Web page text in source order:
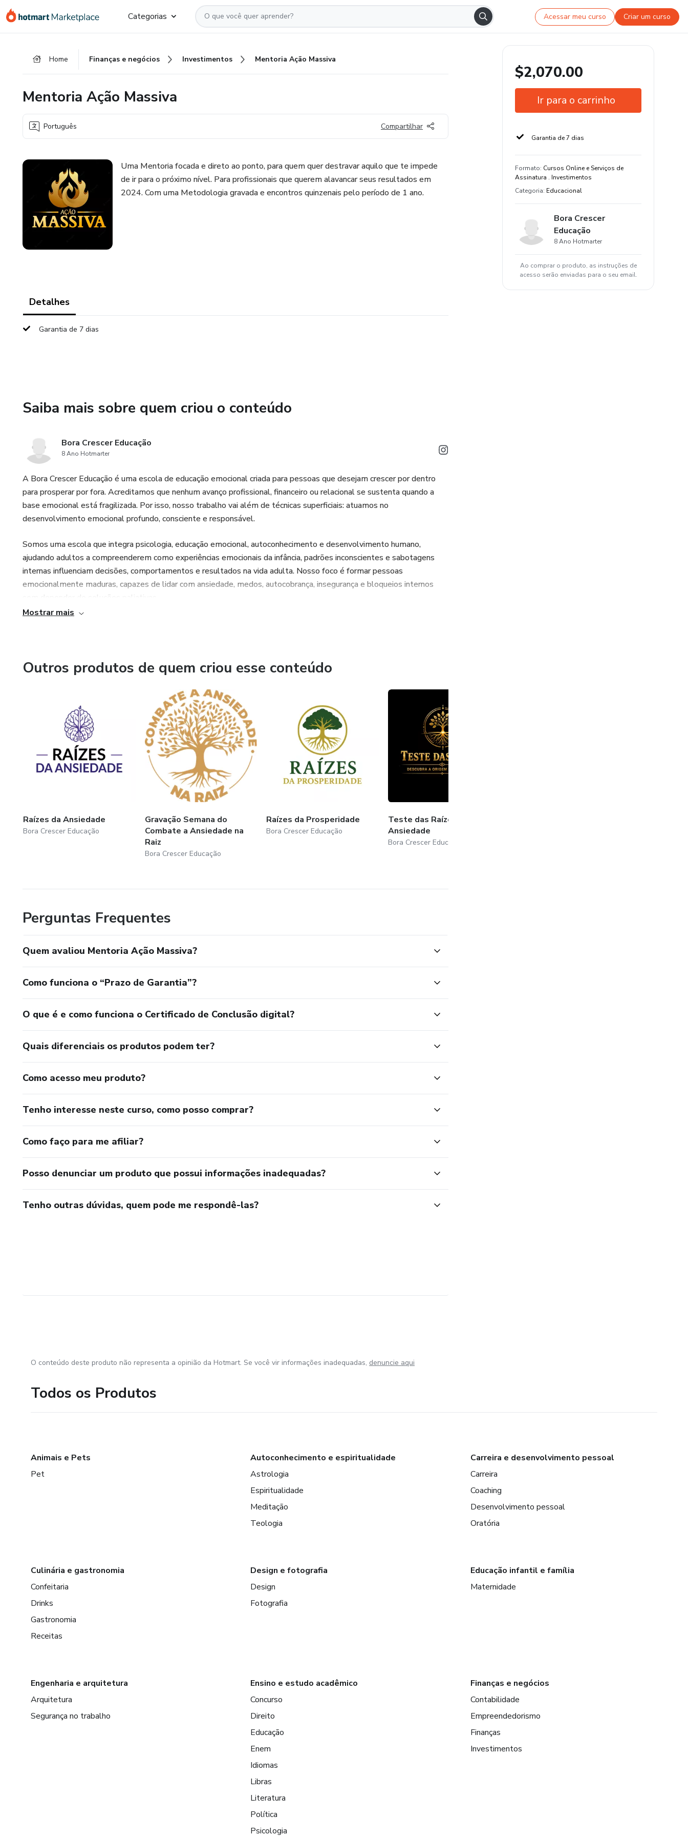
para
para
para
Categorias Acessar meu curso Criar um curso
Home Finanças e negócios Investimentos Mentoria Ação Massiva
Mentoria Ação Massiva
Português Compartilhar
Uma Mentoria focada e direto ao ponto, para quem quer destravar aquilo que te impede
de ir para o próximo nível. Para profissionais que querem alavancar seus resultados em
2024. Com uma Metodologia gravada e encontros quinzenais pelo período de 1 ano.
Detalhes
Garantia de 7 dias
Saiba mais sobre quem criou o conteúdo
Bora Crescer Educação
8 Ano Hotmarter
A Bora Crescer Educação é uma escola de educação emocional criada para pessoas que desejam crescer por dentro
para prosperar por fora. Acreditamos que nenhum avanço profissional, financeiro ou relacional se sustenta quando a
base emocional está fragilizada. Por isso, nosso trabalho vai além de técnicas superficiais: atuamos no
desenvolvimento emocional profundo, consciente e responsável.
Somos uma escola que integra psicologia, educação emocional, autoconhecimento e desenvolvimento humano,
ajudando adultos a compreenderem como experiências emocionais da infância, padrões inconscientes e sabotagens
internas influenciam decisões, comportamentos e resultados na vida adulta. Nosso foco é formar pessoas
emocionalmente maduras, capazes de lidar com ansiedade, medos, autocobrança, insegurança e bloqueios internos
sem depender de soluções paliativas.
Acreditamos que quando a emoção é educada, a vida flui. Crescer deixa de ser sofrimento e passa a ser consequência.
Aqui, você não encontra promessas milagrosas, mas um caminho sólido, humano e transformador para quem está
disposto a assumir o protagonismo da própria história.
Mostrar mais
Outros produtos de quem criou esse conteúdo
Raízes da Ansiedade
Bora Crescer Educação
Gravação Semana do
Combate a Ansiedade na
Raiz
Bora Crescer Educação
Raízes da Prosperidade
Bora Crescer Educação
Teste das Raízes da
Ansiedade
Bora Crescer Educação
Perguntas Frequentes
Quem avaliou Mentoria Ação Massiva?
Como funciona o “Prazo de Garantia”?
O que é e como funciona o Certificado de Conclusão digital?
Quais diferenciais os produtos podem ter?
Como acesso meu produto?
Tenho interesse neste curso, como posso comprar?
Como faço para me afiliar?
Posso denunciar um produto que possui informações inadequadas?
Tenho outras dúvidas, quem pode me respondê-las?
$2,070.00
Ir para o carrinho
Garantia de 7 dias
Formato: Cursos Online e Serviços de
Assinatura . Investimentos
Categoria: Educacional
Bora Crescer
Educação
8 Ano Hotmarter
Ao comprar o produto, as instruções de
acesso serão enviadas para o seu email.
O conteúdo deste produto não representa a opinião da Hotmart. Se você vir informações inadequadas, denuncie aqui
Todos os Produtos
Animais e Pets
Pet
Autoconhecimento e espiritualidade
Astrologia
Espiritualidade
Meditação
Teologia
Carreira e desenvolvimento pessoal
Carreira
Coaching
Desenvolvimento pessoal
Oratória
Culinária e gastronomia
Confeitaria
Drinks
Gastronomia
Receitas
Design e fotografia
Design
Fotografia
Educação infantil e família
Maternidade
Engenharia e arquitetura
Arquitetura
Segurança no trabalho
Ensino e estudo acadêmico
Concurso
Direito
Educação
Enem
Idiomas
Libras
Literatura
Política
Psicologia
Finanças e negócios
Contabilidade
Empreendedorismo
Finanças
Investimentos